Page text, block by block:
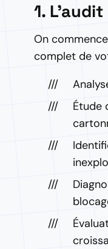
1.
On
complet de
Étude